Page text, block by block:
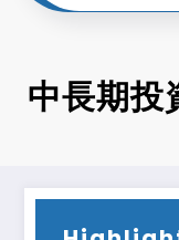
中長期投
カオ